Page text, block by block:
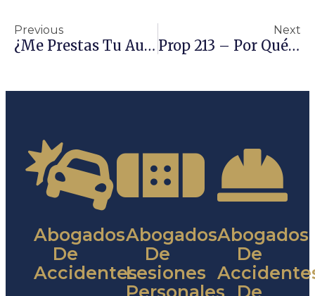
Previous
¿Me Prestas Tu Auto?
Next
Prop 213 – Por Qué Necesita Un Seguro De Responsabilidad De Vehículo
Abogados
De
Accidentes
Abogados
De
Lesiones
Abogados
De